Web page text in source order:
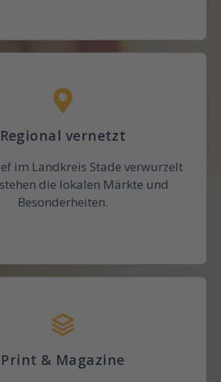
Regional vernetzt
im Landkreis Stade verwurzelt
die lokalen Märkte und
Besonderheiten.
Print & Magazine